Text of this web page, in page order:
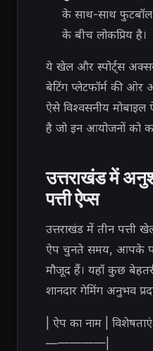
के साथ-साथ फुटबॉल
के बीच लोकप्रिय है।
ये खेल और स्पोर्ट्स अक्सर
बेटिंग प्लेटफॉर्म की ओर
ऐसे विश्वसनीय मोबाइल
है जो इन आयोजनों को
उत्तराखंड में
पत्ती ऐप्स
उत्तराखंड में तीन पत्ती
ऐप चुनते समय, आपके
मौजूद हैं। यहाँ कुछ
शानदार गेमिंग अनुभव
| ऐप का नाम |
—————|